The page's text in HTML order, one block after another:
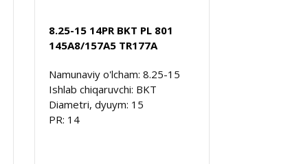
8.25-15 14PR BKT PL 801
145A8/157A5 TR177A
Namunaviy o'lcham: 8.25-15
Ishlab chiqaruvchi: BKT
Diametri, dyuym: 15
PR: 14